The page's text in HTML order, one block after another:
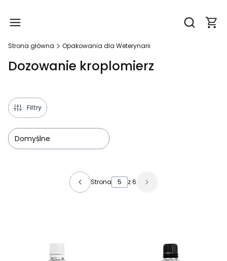
Otwórz
Strona główna Opakowania dla Weterynarii
Dozowanie kroplomierz
Filtry
Domyślne
Lista produktów
Strona z 6